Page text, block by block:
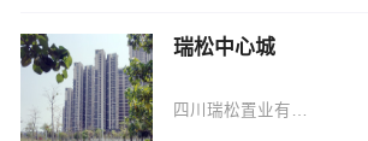
瑞松中心城
四川瑞松置业有限公司